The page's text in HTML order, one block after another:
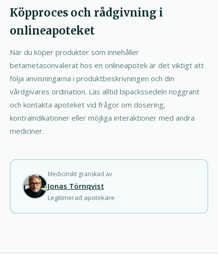
Köpproces och rådgivning i
onlineapoteket
När du köper produkter som innehåller
betametasonvalerat hos en onlineapotek är det viktigt att
följa anvisningarna i produktbeskrivningen och din
vårdgivares ordination. Läs alltid bipackssedeln noggrant
och kontakta apoteket vid frågor om dosering,
kontraindikationer eller möjliga interaktioner med andra
mediciner.
Medicinskt granskad av
Jonas Törnqvist
Legitimerad apotekare